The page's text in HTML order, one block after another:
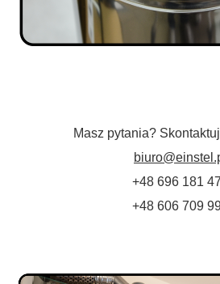
Masz pytania?
+48 696 181
+48 606 709